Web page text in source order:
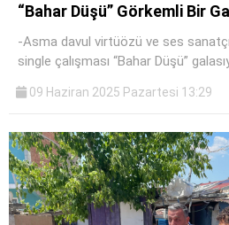
“Bahar Düşü” Görkemli Bir
-Asma davul virtüözü ve ses
single çalışması “Bahar Düşü”
09 Haziran 2025 Pazartesi 13:29